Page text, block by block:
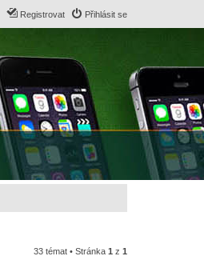
Přihlásit se
Registrovat
33 témat • Stránka 1 z 1